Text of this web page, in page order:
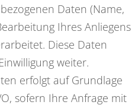
Daten (Name,
Ihres Anliegens
Diese Daten
weiter.
erfolgt auf Grundlage
sofern Ihre Anfrage mit